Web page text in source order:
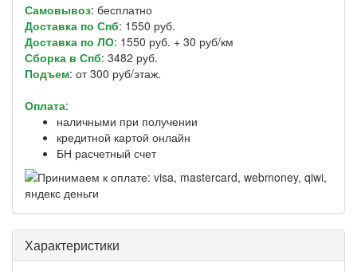
Самовывоз: бесплатно
Доставка по Спб: 1550 руб.
Доставка по ЛО: 1550 руб. + 30 руб/км
Сборка в Спб: 3482 руб.
Подъем: от 300 руб/этаж.
Оплата:
наличными при получении
кредитной картой онлайн
БН расчетный счет
Характеристики